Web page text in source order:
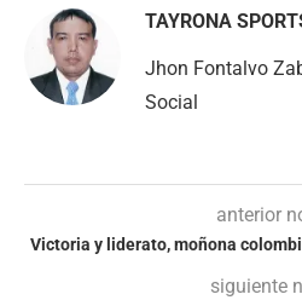
TAYRONA
Jhon Fontalvo
Social
anterior
Victoria y liderato, moñona
siguiente